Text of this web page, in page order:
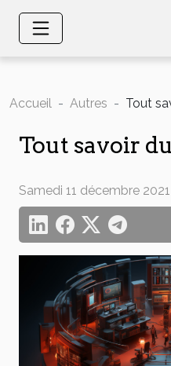
Accueil Autres Tout
Tout savoir
Samedi 11 décembre 2021